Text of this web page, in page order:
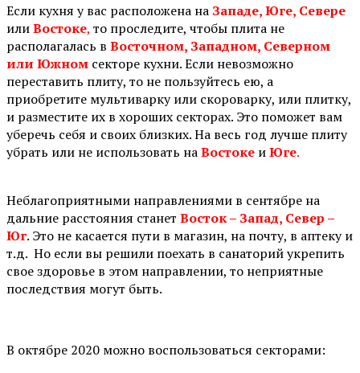
Если кухня у вас расположена на Западе, Юге, Севере
илиВостоке, то проследите, чтобы плита не
располагалась в Восточном, Западном, Северном
или Южном секторе кухни. Если невозможно
переставить плиту, то не пользуйтесь ею, а
приобретите мультиварку или скороварку, или плитку,
и разместите их в хороших секторах. Это поможет вам
уберечь себя и своих близких. На весь год лучше плиту
убрать или не использовать наВостоке иЮге.
Неблагоприятными направлениями в сентябре на
дальние расстояния станет Восток – Запад, Север –
Юг. Это не касается пути в магазин, на почту, в аптеку и
т.д. Но если вы решили поехать в санаторий укрепить
свое здоровье в этом направлении, то неприятные
последствия могут быть.
В октябре 2020 можно воспользоваться секторами: